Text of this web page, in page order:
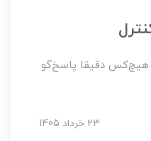
دقيقا پاسخ‌گو
23 خرداد 1405